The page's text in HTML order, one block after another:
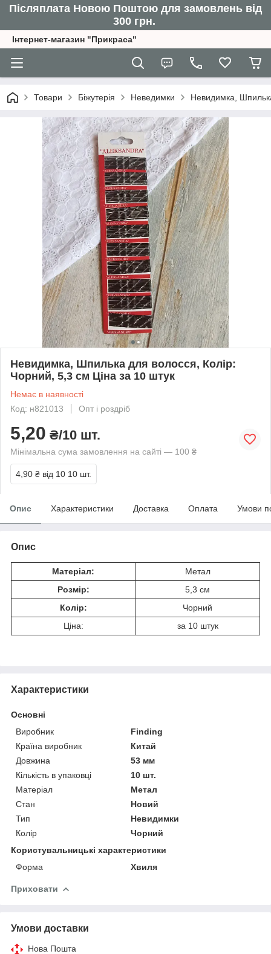
Післяплата Новою Поштою для замовлень від
300 грн.
Інтернет-магазин "Прикраса"
Товари Біжутерія Неведимки Невидимка,
Невидимка, Шпилька для волосся, Колір:
Чорний, 5,3 см Ціна за 10 штук
Немає в наявності
Код: н821013
Опт і роздріб
5,20 ₴/10 шт.
Мінімальна сума замовлення на сайті — 100 ₴
4,90 ₴ від 10 10 шт.
Опис Характеристики Доставка Оплата Умови
Опис
Матеріал:
Метал
Розмір:
5,3 см
Колір:
Чорний
Ціна:
за 10 штук
Характеристики
Основні
Виробник
Finding
Країна виробник
Китай
Довжина
53 мм
Кількість в упаковці
10 шт.
Матеріал
Метал
Стан
Новий
Тип
Невидимки
Колір
Чорний
Користувальницькі характеристики
Форма
Хвиля
Приховати
Умови доставки
Нова Пошта